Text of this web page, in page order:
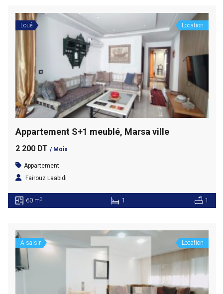
Loué Location
Appartement S+1 meublé, Marsa ville
2 200 DT / Mois
Appartement
Fairouz Laabidi
60 m2 1 1
A saisir Location